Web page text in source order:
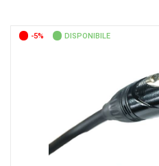
-5% DISPONIBILE